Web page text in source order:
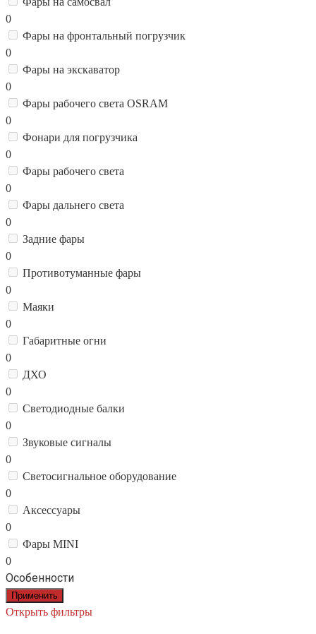
0
Фары на фронтальный погрузчик
0
Фары на экскаватор
0
Фары рабочего света OSRAM
0
Фонари для погрузчика
0
Фары рабочего света
0
Фары дальнего света
0
Задние фары
0
Противотуманные фары
0
Маяки
0
Габаритные огни
0
ДХО
0
Светодиодные балки
0
Звуковые сигналы
0
Светосигнальное оборудование
0
Аксессуары
0
Фары MINI
0
Особенности
Применить
Открыть фильтры